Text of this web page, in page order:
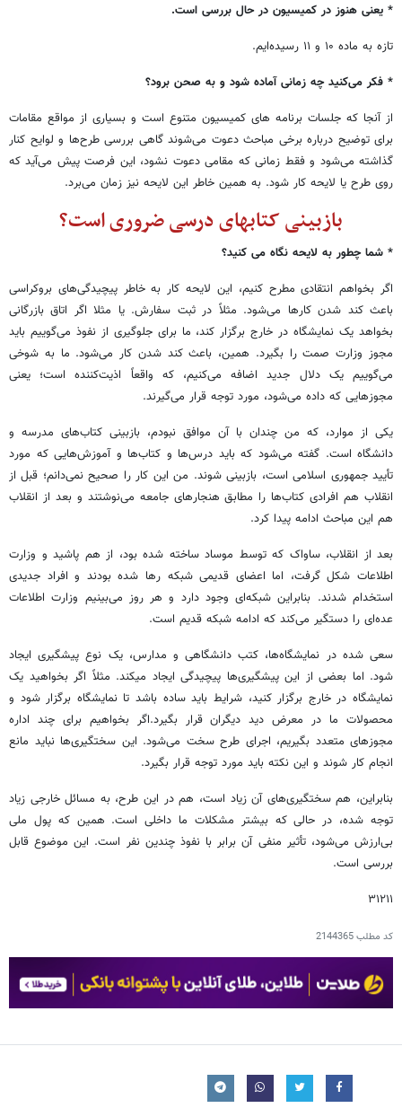
* یعنی هنوز در کمیسیون در حال بررسی است.
تازه به ماده ۱۰ و ۱۱ رسیده‌ایم.
* فکر می‌کنید چه زمانی آماده شود و به صحن برود؟
از آنجا که جلسات برنامه های کمیسیون متنوع است و بسیاری از مواقع مقامات
برای توضیح درباره برخی مباحث دعوت می‌شوند گاهی بررسی طرح‌ها و لوایح کنار
گذاشته می‌شود و فقط زمانی که مقامی دعوت نشود، این فرصت پیش می‌آید که
روی طرح یا لایحه کار شود. به همین خاطر این لایحه نیز زمان می‌برد.
بازبینی کتابهای درسی ضروری است؟
* شما چطور به لایحه نگاه می کنید؟
اگر بخواهم انتقادی مطرح کنیم، این لایحه کار به خاطر پیچیدگی‌های بروکراسی
باعث کند شدن کارها می‌شود. مثلاً در ثبت سفارش. یا مثلا اگر اتاق بازرگانی
بخواهد یک نمایشگاه در خارج برگزار کند، ما برای جلوگیری از نفوذ می‌گوییم باید
مجوز وزارت صمت را بگیرد. همین، باعث کند شدن کار می‌شود. ما به شوخی
می‌گوییم یک دلال جدید اضافه می‌کنیم، که واقعاً اذیت‌کننده است؛ یعنی
مجوزهایی که داده می‌شود، مورد توجه قرار می‌گیرند.
یکی از موارد، که من چندان با آن موافق نبودم، بازبینی کتاب‌های مدرسه و
دانشگاه است. گفته می‌شود که باید درس‌ها و کتاب‌ها و آموزش‌هایی که مورد
تأیید جمهوری اسلامی است، بازبینی شوند. من این کار را صحیح نمی‌دانم؛ قبل از
انقلاب هم افرادی کتاب‌ها را مطابق هنجارهای جامعه می‌نوشتند و بعد از انقلاب
هم این مباحث ادامه پیدا کرد.
بعد از انقلاب، ساواک که توسط موساد ساخته شده بود، از هم پاشید و وزارت
اطلاعات شکل گرفت، اما اعضای قدیمی شبکه رها شده بودند و افراد جدیدی
استخدام شدند. بنابراین شبکه‌ای وجود دارد و هر روز می‌بینیم وزارت اطلاعات
عده‌ای را دستگیر می‌کند که ادامه شبکه قدیم است.
سعی شده در نمایشگاه‌ها، کتب دانشگاهی و مدارس، یک نوع پیشگیری ایجاد
شود. اما بعضی از این پیشگیری‌ها پیچیدگی ایجاد میکند. مثلاً اگر بخواهید یک
نمایشگاه در خارج برگزار کنید، شرایط باید ساده باشد تا نمایشگاه برگزار شود و
محصولات ما در معرض دید دیگران قرار بگیرد.اگر بخواهیم برای چند اداره
مجوزهای متعدد بگیریم، اجرای طرح سخت می‌شود. این سختگیری‌ها نباید مانع
انجام کار شوند و این نکته باید مورد توجه قرار بگیرد.
بنابراین، هم سختگیری‌های آن زیاد است، هم در این طرح، به مسائل خارجی زیاد
توجه شده، در حالی که بیشتر مشکلات ما داخلی است. همین که پول ملی
بی‌ارزش می‌شود، تأثیر منفی آن برابر با نفوذ چندین نفر است. این موضوع قابل
بررسی است.
۳۱۲۱۱
کد مطلب2144365